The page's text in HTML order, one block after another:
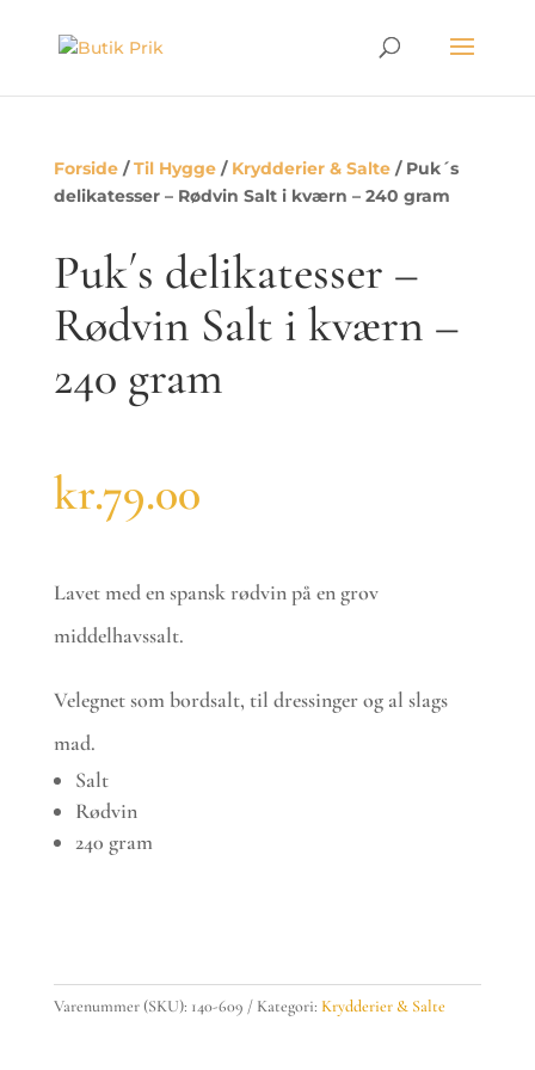
Forside/Til Hygge/ Krydderier & Salte/ Puk´s
delikatesser – Rødvin Salt i kværn – 240 gram
Puk´s delikatesser –
Rødvin Salt i kværn –
240 gram
kr.79.00
Lavet med en spansk rødvin på en grov
middelhavssalt.
Velegnet som bordsalt, til dressinger og al slags
mad.
Salt
Rødvin
240 gram
delikatesser
Varenummer (SKU): 140-609 Kategori: Krydderier & Salte